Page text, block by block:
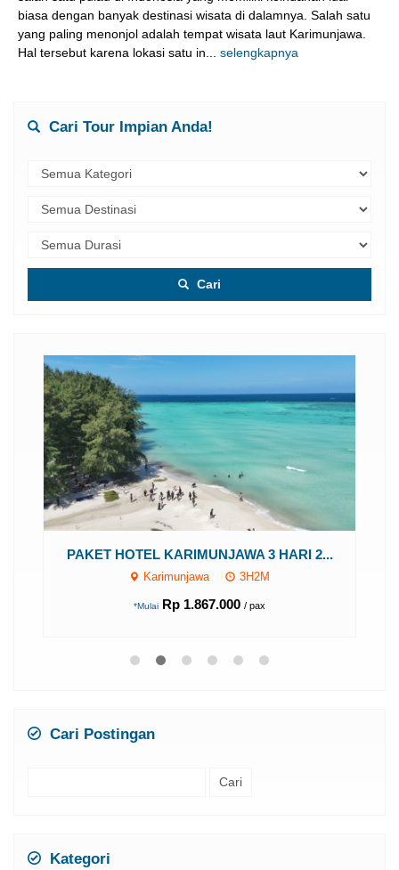
biasa dengan banyak destinasi wisata di dalamnya. Salah satu
yang paling menonjol adalah tempat wisata laut Karimunjawa.
Hal tersebut karena lokasi satu in... selengkapnya
Cari Tour Impian Anda!
Cari
PAKET HOTEL KARIMUNJAWA 3 HARI 2...
Karimunjawa 3H2M
*Mulai Rp 1.867.000 / pax
Cari Postingan
Kategori